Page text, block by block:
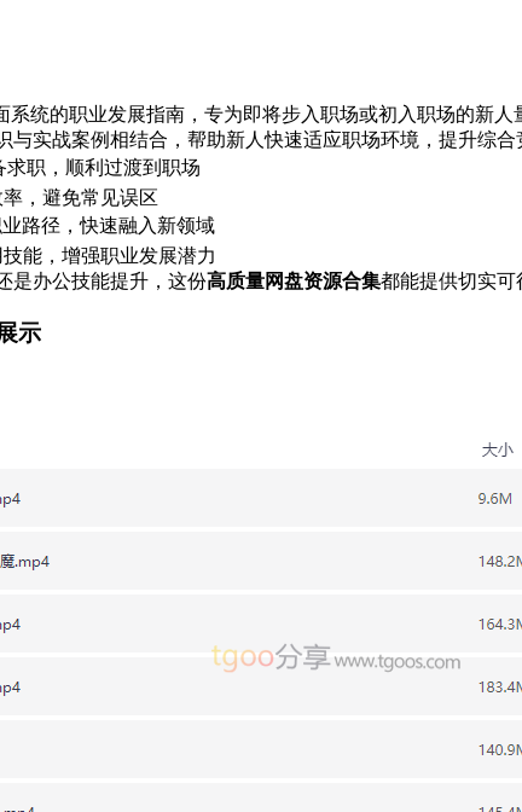
系统的职业发展指南，专为即将步入职场或初入职场的新人
与实战案例相结合，帮助新人快速适应职场环境，提升综合
职，顺利过渡到职场
，避免常见误区
路径，快速融入新领域
能，增强职业发展潜力
是办公技能提升，这份高质量网盘资源合集都能提供切实可
示